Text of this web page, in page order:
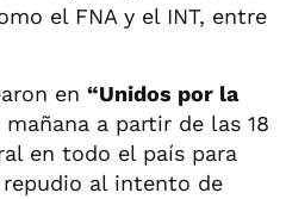
el FNA y el INT, entre
en “Unidos por la
a partir de las 18
en todo el país para
al intento de